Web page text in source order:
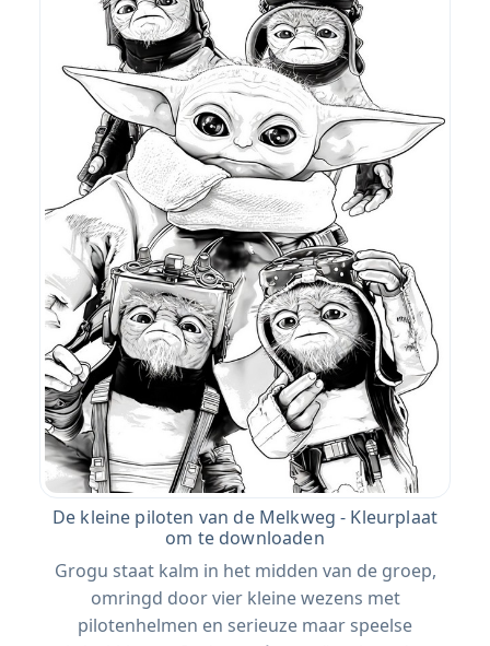
De kleine piloten van de Melkweg - Kleurplaat
om te downloaden
Grogu staat kalm in het midden van de groep,
omringd door vier kleine wezens met
pilotenhelmen en serieuze maar speelse